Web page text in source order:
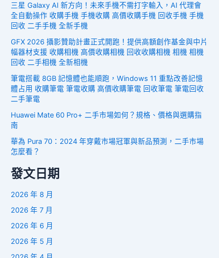
三星 Galaxy AI 新方向！未來手機不需打字輸入，AI 代理會
全自動操作 收購手機 手機收購 高價收購手機 回收手機 手機
回收 二手手機 全新手機
GFX 2026 攝影贊助計畫正式開跑！提供高額創作基金與中片
幅器材支援 收購相機 高價收購相機 回收收購相機 相機 相機
回收 二手相機 全新相機
筆電搭載 8GB 記憶體也能順跑，Windows 11 重點改善記憶
體占用 收購筆電 筆電收購 高價收購筆電 回收筆電 筆電回收
二手筆電
Huawei Mate 60 Pro+ 二手市場如何？規格、價格與選購指
南
華為 Pura 70：2024 年穿戴市場冠軍與新品預測，二手市場
怎麼看？
發文日期
2026 年 8 月
2026 年 7 月
2026 年 6 月
2026 年 5 月